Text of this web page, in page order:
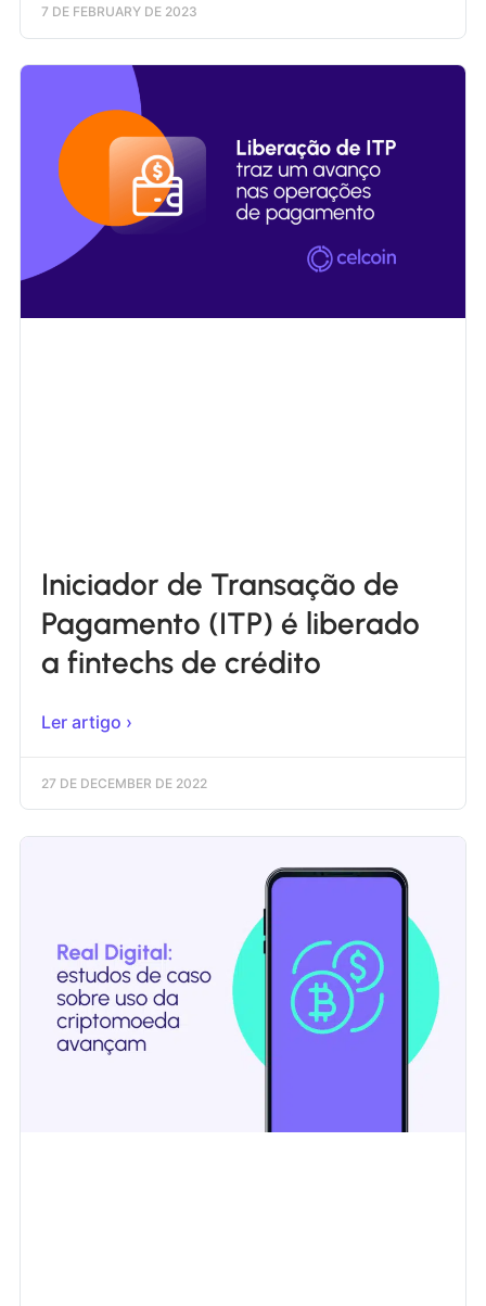
7 DE FEBRUARY DE 2023
Iniciador de Transação de
Pagamento (ITP) é liberado
a fintechs de crédito
Ler artigo ›
27 DE DECEMBER DE 2022